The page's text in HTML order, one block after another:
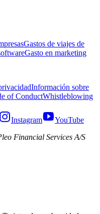
Gastos de viajes de
Gasto en marketing
Información sobre
of ConductWhistleblowing
Instagram
YouTube
Financial Services A/S